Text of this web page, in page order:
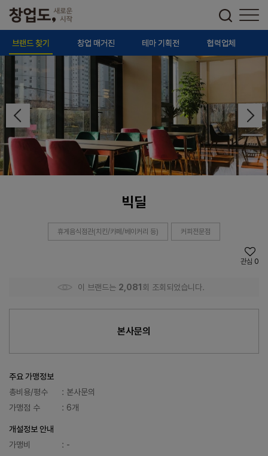
브랜드 찾기 창업 매거진 테마 기획전 협력업체
빅딜
휴게음식점관(치킨/카페/베이커리 등) 커피전문점
관심 0
이 브랜드는 2,081 회 조회되었습니다.
본사문의
주요 가맹정보
총비용/평수
: 본사문의
가맹점 수
: 6개
개설정보 안내
가맹비
: -